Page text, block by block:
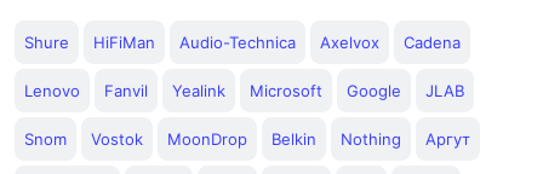
Shure HiFiMan Audio-Technica Axelvox Cadena
Lenovo Fanvil Yealink Microsoft Google JLAB
Snom Vostok MoonDrop Belkin Nothing Аргут